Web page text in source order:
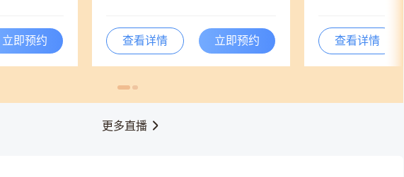
立即预约 查看详情 立即预约 查看详情
更多直播